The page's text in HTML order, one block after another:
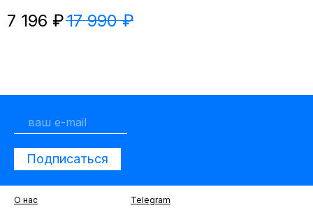
7 196 ₽17 990 ₽
Подписаться
О нас Telegram